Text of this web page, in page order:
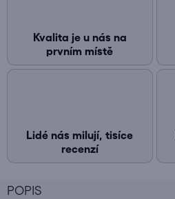
Kvalita je u nás na
prvním místě
Lidé nás milují, tisíce
recenzí
POPIS